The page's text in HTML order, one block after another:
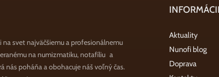
svet najväčšiemu a profesionálnemu
na numizmatiku, notafíliu a
nás poháňa a obohacuje náš voľný čas.
Aktuality
Nunofi blog
Doprava